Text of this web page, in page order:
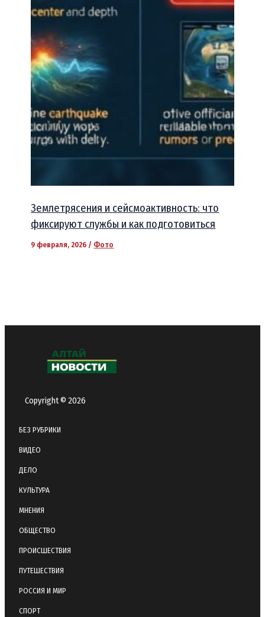
Землетрясения и сейсмоактивность: что
фиксируют службы и как подготовиться
9 февраля, 2026 / Фото
Copyright © 2026
БЕЗ РУБРИКИ
ВИДЕО
ДЕЛО
КУЛЬТУРА
МНЕНИЯ
ОБЩЕСТВО
ПРОИСШЕСТВИЯ
ПУТЕШЕСТВИЯ
РОССИЯ И МИР
СПОРТ